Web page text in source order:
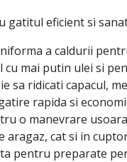
gatitul eficient si
a caldurii
mai putin ulei si
sa ridicati capacul,
rapida si
o manevrare
cat si in
pentru preparate